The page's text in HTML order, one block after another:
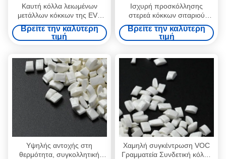
Καυτή κόλλα λειωμένων
μετάλλων κόκκων της EVA
για τη δεσμευτική κόλλα
σπονδυλικών στηλών
βιβλίων
Βρείτε την καλύτερη
τιμή
Ισχυρή προσκόλλησης
στερεά κόκκων σιταριού
κόλλα λειωμένων μετάλλων
της Eva καυτή για τη
σύνδεση σπονδυλικών
Βρείτε την καλύτερη
τιμή
Υψηλής αντοχής στη
θερμότητα, συγκολλητική
Χαμηλή συγκέντρωση VOC
Γραμματεία Συνδετική κόλλα